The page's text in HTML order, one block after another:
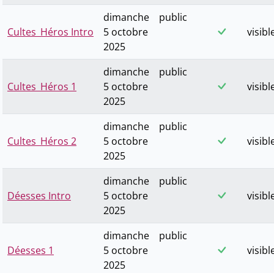
Cultes_Héros Intro
dimanche
5 octobre
2025
public
Cultes_Héros 1
dimanche
5 octobre
2025
public
Cultes_Héros 2
dimanche
5 octobre
2025
public
Déesses Intro
dimanche
5 octobre
2025
public
Déesses 1
dimanche
5 octobre
2025
public